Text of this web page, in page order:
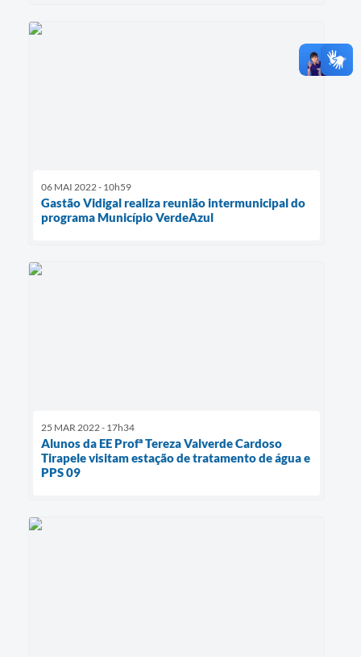
06 MAI 2022 - 10h59
Gastão Vidigal realiza reunião intermunicipal do
programa Município VerdeAzul
25 MAR 2022 - 17h34
Alunos da EE Profª Tereza Valverde Cardoso
Tirapele visitam estação de tratamento de água e
PPS 09